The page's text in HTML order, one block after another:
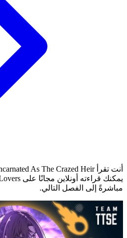
يمكنك قراءته أونلاين مجانًا على MangaLovers.
مباشرةً إلى الفصل التالي.